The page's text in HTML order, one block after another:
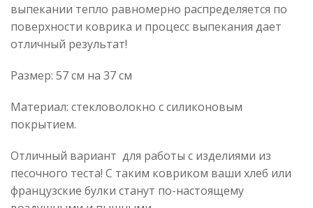
выпекании тепло равномерно распределяется по
поверхности коврика и процесс выпекания дает
отличный результат!
Размер: 57 см на 37 см
Материал: стекловолокно с силиконовым
покрытием.
Отличный вариант для работы с изделиями из
песочного теста! С таким ковриком ваши хлеб или
французские булки станут по-настоящему